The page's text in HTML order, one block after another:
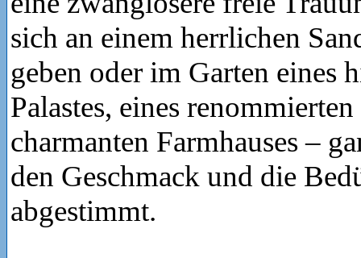
sich an einem herrlichen
geben oder im Garten eines
Palastes, eines
charmanten Farmhauses –
den Geschmack und die
abgestimmt.